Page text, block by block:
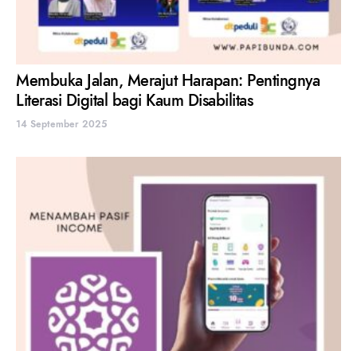
Membuka Jalan, Merajut Harapan: Pentingnya
Literasi Digital bagi Kaum Disabilitas
14 September 2025